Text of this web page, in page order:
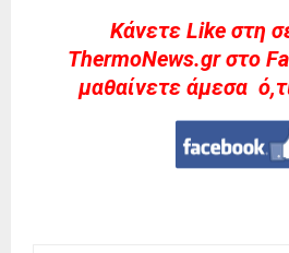
Kάνετε Like στη
ThermoNews.gr στο
μαθαίνετε άμεσα